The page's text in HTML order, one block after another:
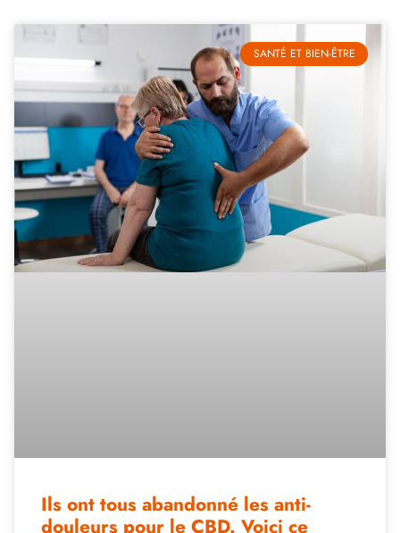
SANTÉ ET BIEN-ÊTRE
Ils ont tous abandonné les anti-
douleurs pour le CBD. Voici ce